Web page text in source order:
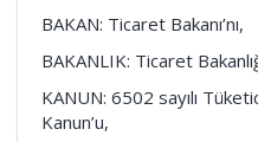
BAKAN: Ticaret Bakanı’nı,
BAKANLIK: Ticaret
KANUN: 6502 sayılı
Kanun’u,